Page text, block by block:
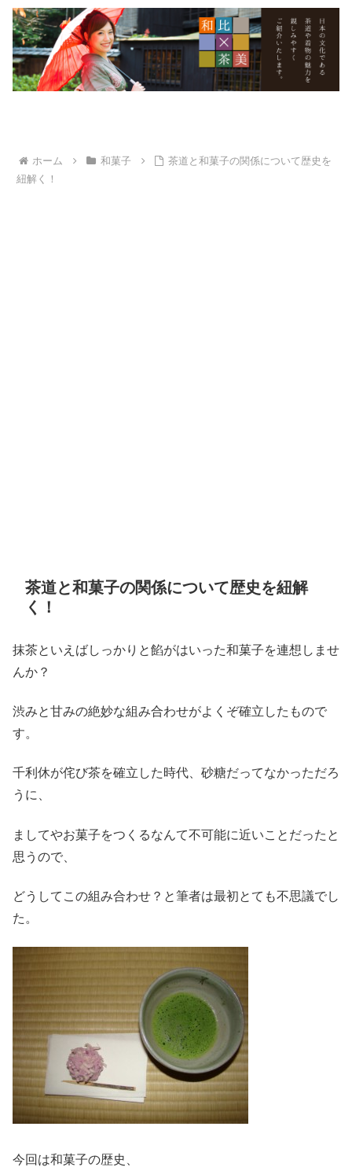
ホーム 和菓子
茶道と和菓子の関係について歴史を
紐解く！
茶道と和菓子の関係について歴史を紐解
く！
抹茶といえばしっかりと餡がはいった和菓子を連想しませ
んか？
渋みと甘みの絶妙な組み合わせがよくぞ確立したもので
す。
千利休が侘び茶を確立した時代、砂糖だってなかっただろ
うに、
ましてやお菓子をつくるなんて不可能に近いことだったと
思うので、
どうしてこの組み合わせ？と筆者は最初とても不思議でし
た。
今回は和菓子の歴史、